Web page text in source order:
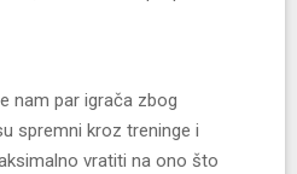
nam par igrača zbog
spremni kroz treninge i
vratiti na ono što